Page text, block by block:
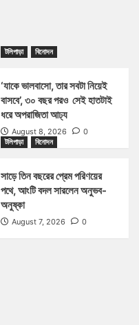
টলিপাড়া বিনোদন
‘যাকে ভালবাসো, তার সবটা নিয়েই
বাসবে’, ৩০ বছর পরও সেই হাতটাই
ধরে অপরাজিতা আঢ্য
August 8, 2026
0
টলিপাড়া বিনোদন
সাড়ে তিন বছরের প্রেম পরিণয়ের
পথে, আংটি বদল সারলেন অনুভব-
অনুষ্কা
August 7, 2026
0